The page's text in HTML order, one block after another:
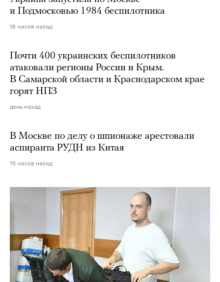
и Подмосковью 1984 беспилотника
18 часов назад
Почти 400 украинских беспилотников
атаковали регионы России и Крым.
В Самарской области и Краснодарском крае
горят НПЗ
день назад
В Москве по делу о шпионаже арестовали
аспиранта РУДН из Китая
19 часов назад